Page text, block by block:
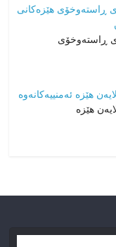
ڕاستەوخۆی
هێزە